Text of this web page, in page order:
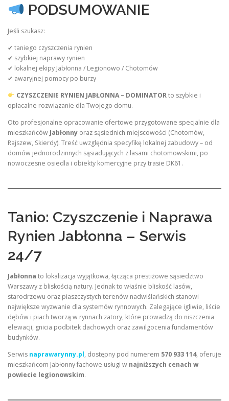
PODSUMOWANIE
Jeśli szukasz:
✔ taniego czyszczenia rynien
✔ szybkiej naprawy rynien
✔ lokalnej ekipy Jabłonna / Legionowo / Chotomów
✔ awaryjnej pomocy po burzy
CZYSZCZENIE RYNIEN JABŁONNA – DOMINATORto szybkie i
opłacalne rozwiązanie dla Twojego domu.
Oto profesjonalne opracowanie ofertowe przygotowane specjalnie dla
mieszkańców Jabłonny oraz sąsiednich miejscowości (Chotomów,
Rajszew, Skierdy). Treść uwzględnia specyfikę lokalnej zabudowy – od
domów jednorodzinnych sąsiadujących z lasami chotomowskimi, po
nowoczesne osiedla i obiekty komercyjne przy trasie DK61.
Tanio: Czyszczenie i Naprawa
Rynien Jabłonna – Serwis
24/7
Jabłonna to lokalizacja wyjątkowa, łącząca prestiżowe sąsiedztwo
Warszawy z bliskością natury. Jednak to właśnie bliskość lasów,
starodrzewu oraz piaszczystych terenów nadwiślańskich stanowi
największe wyzwanie dla systemów rynnowych. Zalegające igliwie, liście
dębów i piach tworzą w rynnach zatory, które prowadzą do niszczenia
elewacji, gnicia podbitek dachowych oraz zawilgocenia fundamentów
budynków.
Serwis naprawarynny.pl, dostępny pod numerem 570 933 114, oferuje
mieszkańcom Jabłonny fachowe usługi w najniższych cenach w
powiecie legionowskim.